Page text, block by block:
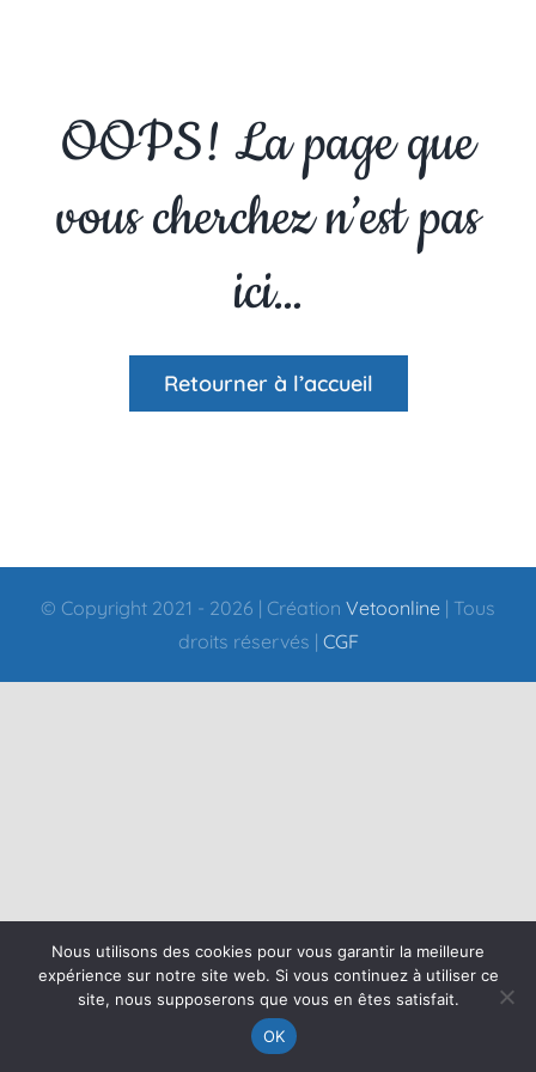
OOPS! La page que
vous cherchez n’est pas
ici…
Retourner à l’accueil
© Copyright 2021 - 2026 | Création Vetoonline | Tous
droits réservés | CGF
Nous utilisons des cookies pour vous garantir la meilleure
expérience sur notre site web. Si vous continuez à utiliser ce
site, nous supposerons que vous en êtes satisfait.
OK